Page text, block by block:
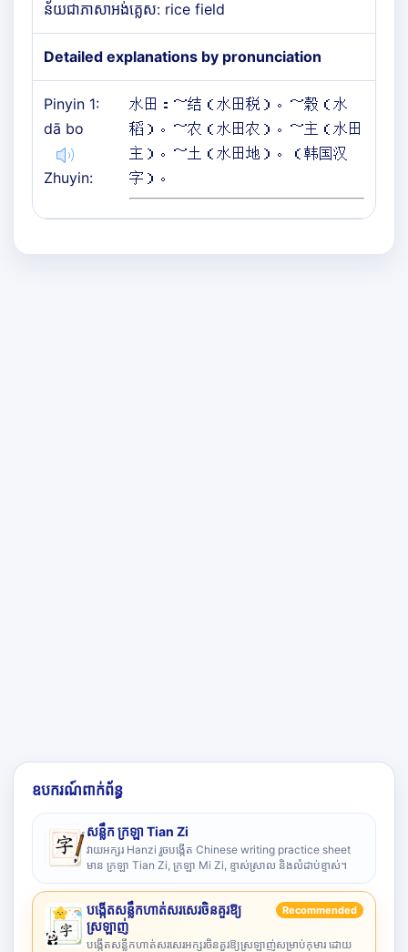
ន័យជាភាសាអង់គ្លេស: rice field
Detailed explanations by pronunciation
Pinyin 1:
dā bo
Zhuyin:
水田：～结（水田税）。～榖（水
稻）。～农（水田农）。～主（水田
主）。～土（水田地）。（韩国汉
字）。
ឧបករណ៍ពាក់ព័ន្ធ
សន្លឹក ក្រឡា Tian Zi
វាយអក្សរ Hanzi រួចបង្កើត Chinese writing practice sheet
មាន ក្រឡា Tian Zi, ក្រឡា Mi Zi, ខ្ទាស់ស្រាល និងលំដាប់ខ្ទាស់។
បង្កើតសន្លឹកហាត់សរសេរចិនគួរឱ្យ
ស្រឡាញ់
Recommended
បង្កើតសន្លឹកហាត់សរសេរអក្សរចិនគួរឱ្យស្រឡាញ់សម្រាប់កុមារ ដោយ